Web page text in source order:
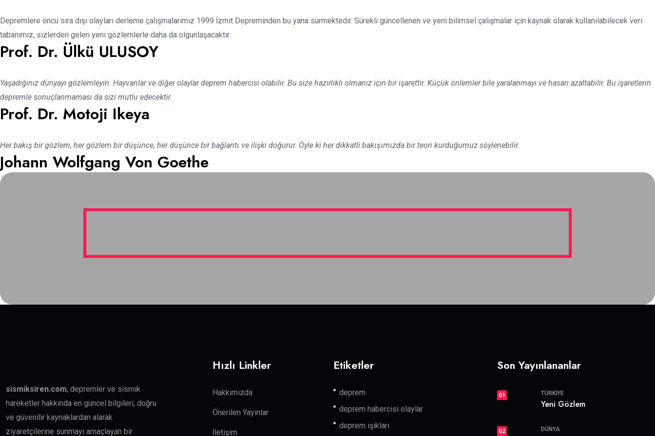
Depremlere öncü sıra dışı olayları derleme çalışmalarımız 1999 İzmit Depreminden bu yana sürmektedir. Sürekli güncellenen ve yeni bilimsel çalışmalar için kaynak olarak kullanılabilecek veri
tabanımız, sizlerden gelen yeni gözlemlerle daha da olgunlaşacaktır.
Prof. Dr. Ülkü ULUSOY
Yaşadığınız dünyayı gözlemleyin. Hayvanlar ve diğer olaylar deprem habercisi olabilir. Bu size hazırlıklı olmanız için bir işarettir. Küçük önlemler bile yaralanmayı ve hasarı azaltabilir. Bu işaretlerin
depremle sonuçlanmaması da sizi mutlu edecektir.
Prof. Dr. Motoji Ikeya
Her bakιş bir gözlem, her gözlem bir düşünce, her düşünce bir bağlantι ve ilişki doğurur. Öyle ki her dikkatli bakιşιmιzda bir teori kurduğumuz söylenebilir.
Johann Wolfgang Von Goethe
sismiksiren.com, depremler ve sismik
hareketler hakkında en güncel bilgileri, doğru
ve güvenilir kaynaklardan alarak
ziyaretçilerine sunmayı amaçlayan bir
Hızlı Linkler
Hakkımızda
Önerilen Yayınlar
İletişim
Etiketler
deprem
deprem habercisi olaylar
deprem ışıkları
Son Yayınlananlar
01 TÜRKIYE
Yeni Gözlem
02 DÜNYA